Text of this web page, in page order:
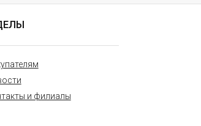
и филиалы